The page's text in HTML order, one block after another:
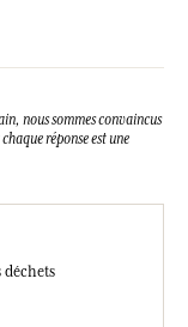
nous sommes convaincus
réponse est une